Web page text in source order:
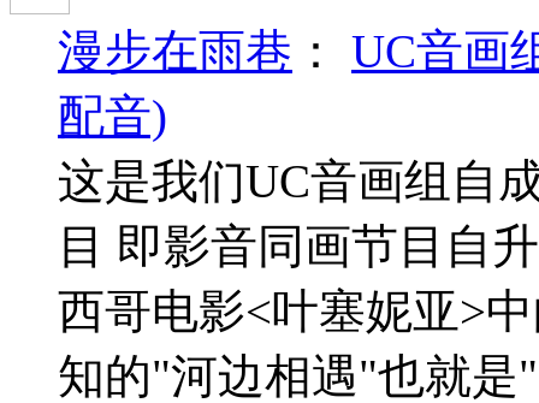
漫步在雨巷 ： UC音画
配音)
这是我们UC音画组自
目 即影音同画节目自
西哥电影<叶塞妮亚>
知的"河边相遇"也就是